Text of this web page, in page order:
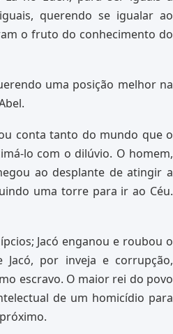
querendo se igualar ao
o fruto do conhecimento do
uma posição melhor na
conta tanto do mundo que o
lo com o dilúvio. O homem,
ao desplante de atingir a
uma torre para ir ao Céu.
Jacó enganou e roubou o
por inveja e corrupção,
escravo. O maior rei do povo
de um homicídio para